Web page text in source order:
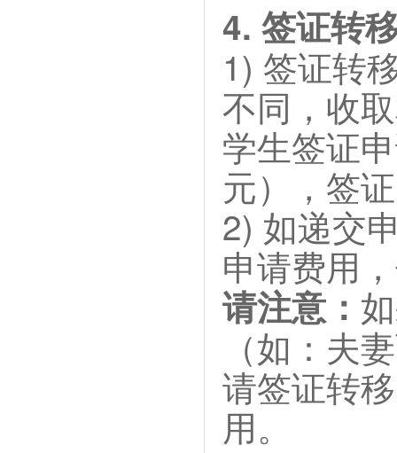
4. 签证转
1) 签证转
不同，收
学生签证
元），签
2) 如递交
申请费用
请注意：
（如：夫
请签证转
用。